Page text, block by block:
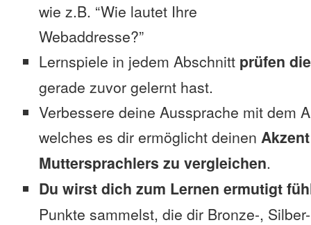
wie z.B. “Wie lautet Ihre
Webaddresse?”
Lernspiele in jedem Abschnitt prüfen
gerade zuvor gelernt hast.
Verbessere deine Aussprache mit dem
welches es dir ermöglicht deinen
Muttersprachlers zu vergleichen.
Du wirst dich zum Lernen ermutigt
Punkte sammelst, die dir Bronze-,